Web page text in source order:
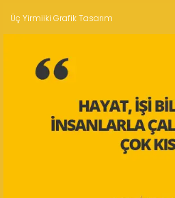
Üç Yirmiiki Grafik Tasarım